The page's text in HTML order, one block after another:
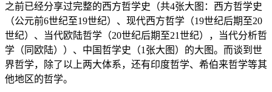
之前已经分享过完整的西方哲学史（共4张大图：西方哲学史
（公元前6世纪至19世纪）、现代西方哲学（19世纪后期至20
世纪）、当代欧陆哲学（20世纪后期至21世纪），当代分析哲
学（同欧陆））、中国哲学史（1张大图）的大图。而谈到世
界哲学，除了以上两大体系，还有印度哲学、希伯来哲学等其
他地区的哲学。